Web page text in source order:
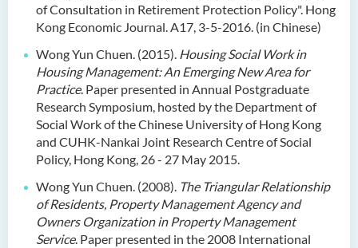
of Consultation in Retirement Protection Policy". Hong
Kong Economic Journal. A17, 3-5-2016. (in Chinese)
Wong Yun Chuen. (2015). Housing Social Work in
Housing Management: An Emerging NewArea for
Practice. Paper presented in Annual Postgraduate
Research Symposium, hosted by the Department of
Social Work of the Chinese University of Hong Kong
and CUHK-Nankai Joint Research Centre of Social
Policy, Hong Kong, 26 - 27 May 2015.
Wong Yun Chuen. (2008). The Triangular Relationship
of Residents, Property ManagementAgency and
Owners Organization in Property Management
Service. Paper presented in the 2008 International